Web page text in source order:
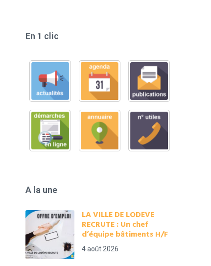
En 1 clic
A la une
LA VILLE DE LODEVE
RECRUTE : Un chef
d’équipe bâtiments H/F
4 août 2026